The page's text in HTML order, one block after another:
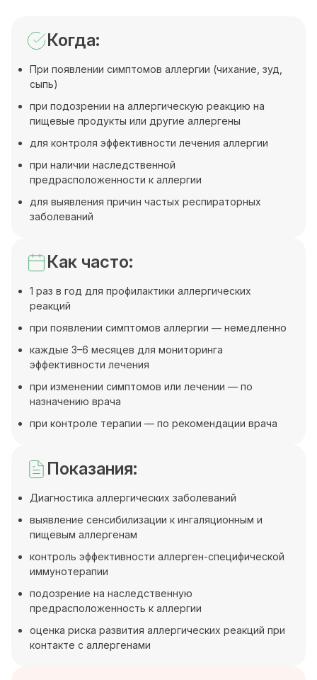
Когда:
При появлении симптомов аллергии (чихание, зуд,
сыпь)
при подозрении на аллергическую реакцию на
пищевые продукты или другие аллергены
для контроля эффективности лечения аллергии
при наличии наследственной
предрасположенности к аллергии
для выявления причин частых респираторных
заболеваний
Как часто:
1 раз в год для профилактики аллергических
реакций
при появлении симптомов аллергии — немедленно
каждые 3–6 месяцев для мониторинга
эффективности лечения
при изменении симптомов или лечении — по
назначению врача
при контроле терапии — по рекомендации врача
Показания:
Диагностика аллергических заболеваний
выявление сенсибилизации к ингаляционным и
пищевым аллергенам
контроль эффективности аллерген-специфической
иммунотерапии
подозрение на наследственную
предрасположенность к аллергии
оценка риска развития аллергических реакций при
контакте с аллергенами